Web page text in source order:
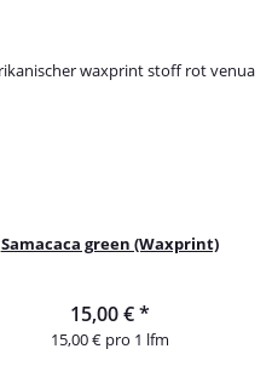
Samacaca green (Waxprint)
15,00 €*
15,00 € pro 1 lfm